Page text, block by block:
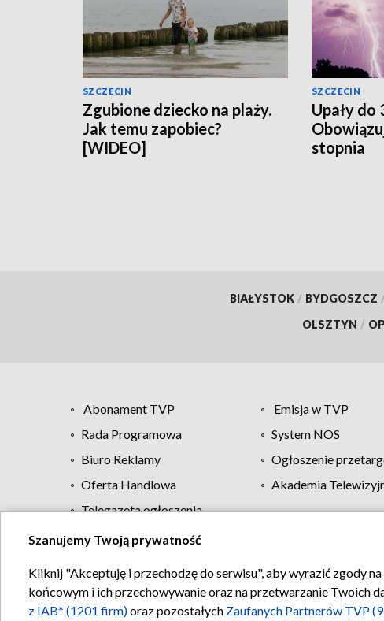
SZCZECIN
Zgubione dziecko na plaży.
Jak temu zapobiec?
[WIDEO]
SZCZECIN
Upały do
stopnia
BIAŁYSTOK / BYDGOSZCZ
OLSZTYN /
Abonament TVP Emisja w TVP
Rada Programowa
System NOS
Biuro Reklamy
Ogłoszenie
Oferta Handlowa
Akademia
Telegazeta ogłoszenia
Regulamin TVP
Szanujemy Twoją prywatność
Kliknij "Akceptuję i przechodzę do serwisu", aby wyrazić zgody
końcowym i ich przechowywanie oraz na przetwarzanie Twoich
z IAB* (1201 firm)oraz pozostałych Zaufanych Partnerów TVP